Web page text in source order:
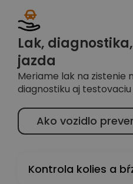
Lak,
jazda
Meriame lak na zistenie
diagnostiku aj testovaciu
Ako vozidlo
Kontrola kolies a